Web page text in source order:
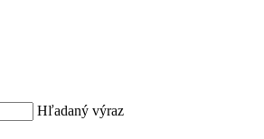
Hľadaný výraz